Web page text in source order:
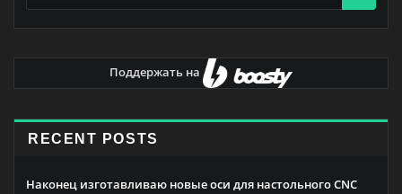
Поддержать на
RECENT POSTS
Наконец изготавливаю новые оси для настольного CNC